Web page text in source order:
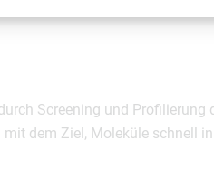
Screening und Profilierung
dem Ziel, Moleküle schnell